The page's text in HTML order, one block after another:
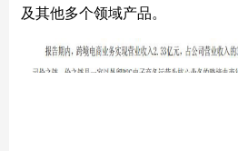
及其他多个领域产品。